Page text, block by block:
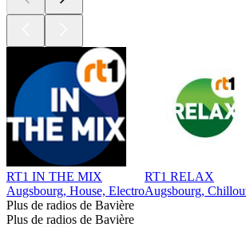
RT1 IN THE MIX
Augsbourg, House, Electro
RT1 RELAX
Augsbourg,
Plus de radios de Bavière
Plus de radios de Bavière